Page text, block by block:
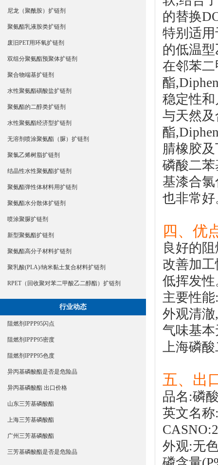
尼龙（聚酰胺）扩链剂
聚氨酯乳液胺类扩链剂
废旧PET用环氧扩链剂
双组分聚氨酯预聚体扩链剂
聚合物端基扩链剂
水性聚氨酯磺酸盐扩链剂
聚氨酯的二醇类扩链剂
水性聚氨酯经济型扩链剂
无溶剂喷涂聚氨酯（脲）扩链剂
聚氯乙烯树脂扩链剂
结晶性水性聚氨酯扩链剂
聚氨酯弹性体材料用扩链剂
聚氨酯水分散体扩链剂
喷涂聚脲扩链剂
新型聚氨酯扩链剂
聚氨酯高分子材料扩链剂
聚乳酸(PLA)/纳米黏土复合材料扩链剂
RPET（回收聚对苯二甲酸乙二醇酯）扩链剂
行业动态
阻燃剂IPPP95闪点
阻燃剂IPPP95密度
阻燃剂IPPP95色度
异丙基磷酸酯是否是危险品
异丙基磷酸酯 出口价格
山东三芳基磷酸酯
上海三芳基磷酸酯
广州三芳基磷酸酯
三芳基磷酸酯是否是危险品
的替换
特别适
的低温
在邻苯二
酯
稳定性
与天然
酯
腈橡胶
磷酸二
基漆合
也非常好
四、优
良好的
改善加
低挥发性
主要性能
外观清
气味基
上海磷
五、出
品名:磷
英文名称
外观:无